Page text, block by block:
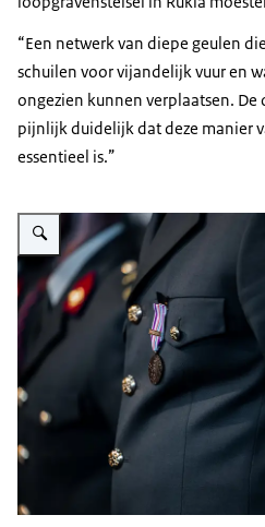
“Een netwerk van diepe geulen
schuilen voor vijandelijk vuur en
ongezien kunnen verplaatsen.
pijnlijk duidelijk dat deze manier
essentieel is.”
Vergroot afbeelding Een